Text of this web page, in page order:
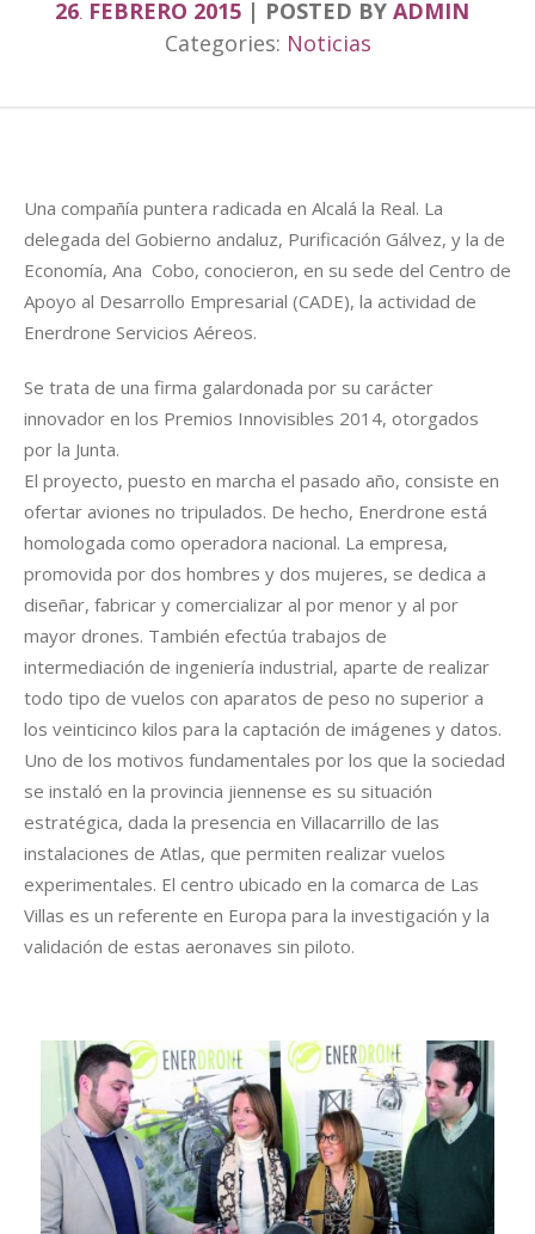
26. FEBRERO 2015 POSTED BY ADMIN
Categories: Noticias
Una compañía puntera radicada en Alcalá la Real. La
delegada del Gobierno andaluz, Purificación Gálvez, y la de
Economía, Ana Cobo, conocieron, en su sede del Centro de
Apoyo al Desarrollo Empresarial (CADE), la actividad de
Enerdrone Servicios Aéreos.
Se trata de una firma galardonada por su carácter
innovador en los Premios Innovisibles 2014, otorgados
por la Junta.
El proyecto, puesto en marcha el pasado año, consiste en
ofertar aviones no tripulados. De hecho, Enerdrone está
homologada como operadora nacional. La empresa,
promovida por dos hombres y dos mujeres, se dedica a
diseñar, fabricar y comercializar al por menor y al por
mayor drones. También efectúa trabajos de
intermediación de ingeniería industrial, aparte de realizar
todo tipo de vuelos con aparatos de peso no superior a
los veinticinco kilos para la captación de imágenes y datos.
Uno de los motivos fundamentales por los que la sociedad
se instaló en la provincia jiennense es su situación
estratégica, dada la presencia en Villacarrillo de las
instalaciones de Atlas, que permiten realizar vuelos
experimentales. El centro ubicado en la comarca de Las
Villas es un referente en Europa para la investigación y la
validación de estas aeronaves sin piloto.